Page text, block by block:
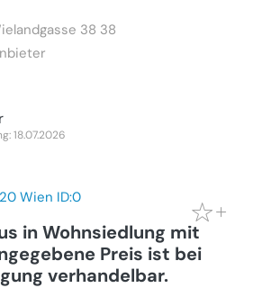
38 38
18.07.2026
in Wohnsiedlung mit
Preis ist bei
verhandelbar.